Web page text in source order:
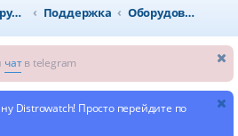
Список форумов Поддержка Оборудование и конфигурация системы
чатв telegram
Distrowatch! Просто перейдите по